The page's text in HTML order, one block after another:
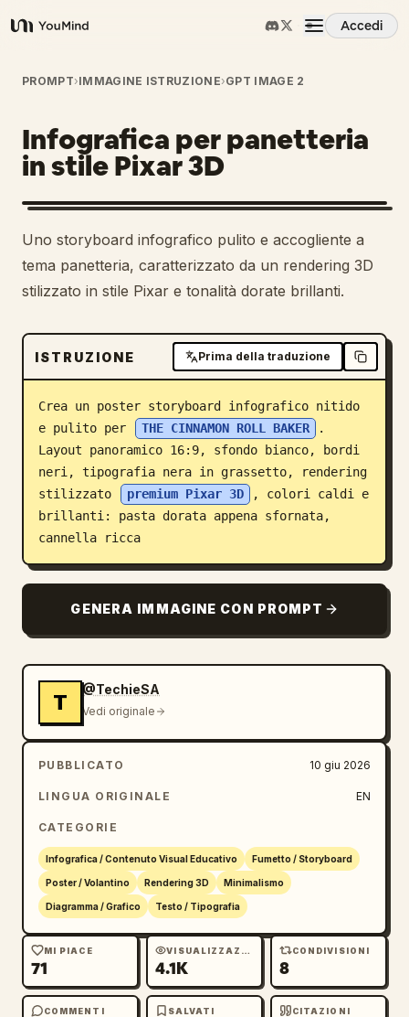
YouMind
Accedi
Panoramica
Casi d'uso
Abilità
Prompt
Scarica
Blog
Aggiornamenti
PROMPT›IMMAGINE ISTRUZIONE›GPT IMAGE 2
Infografica per panetteria
in stile Pixar 3D
Uno storyboard infografico pulito e accogliente a
tema panetteria, caratterizzato da un rendering 3D
stilizzato in stile Pixar e tonalità dorate brillanti.
ISTRUZIONE Prima della traduzione
Crea un poster storyboard infografico nitido
e pulito per
THE CINNAMON ROLL BAKER
.
Layout panoramico 16:9, sfondo bianco, bordi
neri, tipografia nera in grassetto, rendering
stilizzato
premium Pixar 3D
, colori caldi e
brillanti: pasta dorata appena sfornata,
cannella ricca
GENERA IMMAGINE CON PROMPT
T
@TechieSA
Vedi originale
PUBBLICATO 10 giu 2026
LINGUA ORIGINALE EN
CATEGORIE
Infografica / Contenuto Visual Educativo Fumetto / Storyboard
Poster / Volantino Rendering 3D Minimalismo
Diagramma / Grafico Testo / Tipografia
MI PIACE
71
VISUALIZZAZIONI
4.1K
CONDIVISIONI
8
COMMENTI SALVATI CITAZIONI